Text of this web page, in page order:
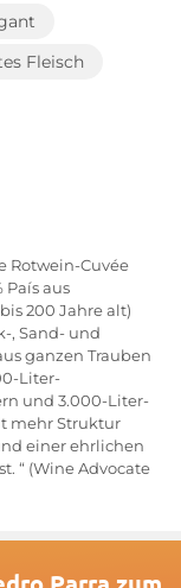
Fleisch
Rotwein-Cuvée
País aus
200 Jahre alt)
, Sand- und
ganzen Trauben
Liter-
und 3.000-Liter-
mehr Struktur
einer ehrlichen
“ (Wine Advocate